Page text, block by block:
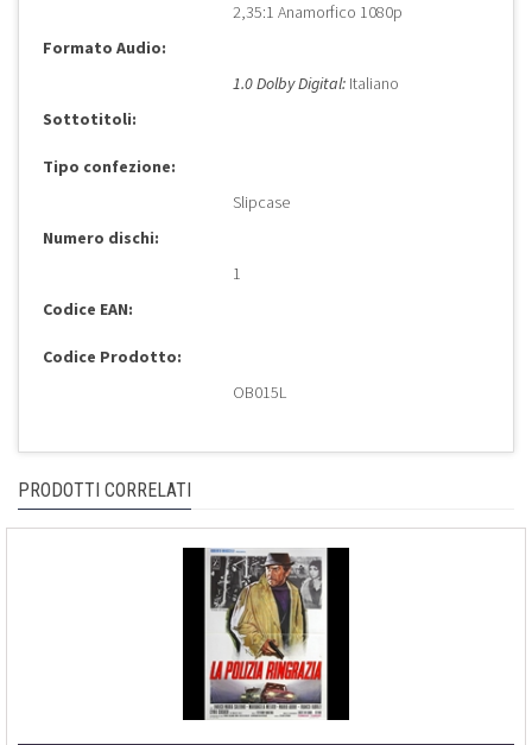
2,35:1 Anamorfico 1080p
Formato Audio:
1.0 Dolby Digital: Italiano
Sottotitoli:
Tipo confezione:
Slipcase
Numero dischi:
1
Codice EAN:
Codice Prodotto:
OB015L
PRODOTTI CORRELATI